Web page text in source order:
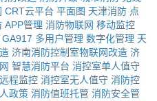
CRT云平台 平面图 天津消防 点
APP管理 消防物联网 移动监控
GA917 多用户管理 数字化管理 天
济南消防控制室物联网改造 济
智慧消防平台 消控室单人值守
程监控 消控室无人值守 消防控
政策 消防值班托管 消防安全管